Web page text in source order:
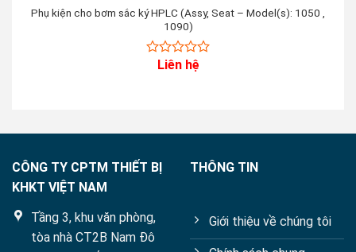
Phụ kiện cho bơm sắc ký HPLC (Assy, Seat – Model(s): 1050 ,
1090)
Liên hệ
CÔNG TY CPTM THIẾT BỊ
KHKT VIỆT NAM
Tầng 3, khu văn phòng,
tòa nhà CT2B Nam Đô
THÔNG TIN
Giới thiệu về chúng tôi